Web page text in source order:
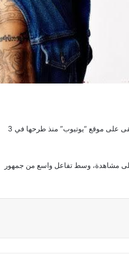
تواصل أغنية “خطفوني” للنجم عمرو دياب، بمشاركة ابنته “جنا”، تصدر قائمة تريند الموسيقى على موقع “يوتيوب” منذ طرحها في 3
في قائمة الأعلى مشاهدة، وسط تفاعل واسع من جمهور